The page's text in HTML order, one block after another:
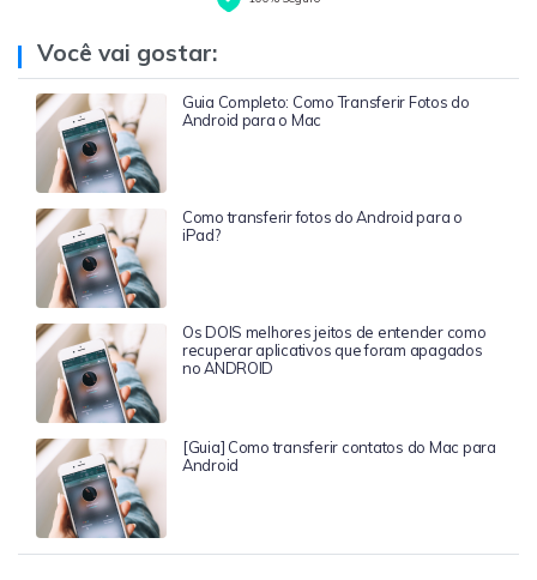
Você vai gostar:
Guia Completo: Como Transferir Fotos do
Android para o Mac
Como transferir fotos do Android para o
iPad?
Os DOIS melhores jeitos de entender como
recuperar aplicativos que foram apagados
no ANDROID
[Guia] Como transferir contatos do Mac para
Android